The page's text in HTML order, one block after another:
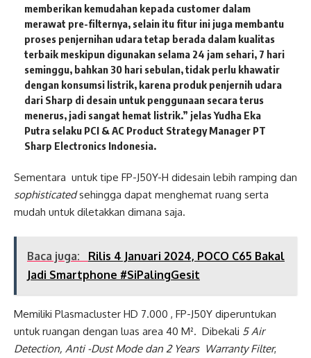
memberikan kemudahan kepada customer dalam
merawat pre-filternya, selain itu fitur ini juga membantu
proses penjernihan udara tetap berada dalam kualitas
terbaik meskipun digunakan selama 24 jam sehari, 7 hari
seminggu, bahkan 30 hari sebulan, tidak perlu khawatir
dengan konsumsi listrik, karena produk penjernih udara
dari Sharp di desain untuk penggunaan secara terus
menerus, jadi sangat hemat listrik.” jelas Yudha Eka
Putra selaku PCI & AC Product Strategy Manager PT
Sharp Electronics Indonesia.
Sementara untuk tipe FP-J50Y-H didesain lebih ramping dan
sophisticatedsehingga dapat menghemat ruang serta
mudah untuk diletakkan dimana saja.
Baca juga:
Rilis 4 Januari 2024, POCO C65 Bakal
Jadi Smartphone #SiPalingGesit
Memiliki Plasmacluster HD 7.000 , FP-J50Y diperuntukan
untuk ruangan dengan luas area 40 M². Dibekali 5 Air
Detection, Anti -Dust Mode dan 2 Years Warranty Filter,